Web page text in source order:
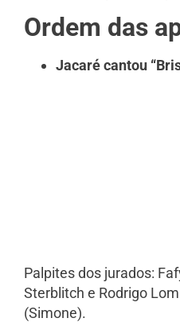
Ordem das
Jacaré cantou
Palpites dos jurados:
Sterblitch e Rodrigo
(Simone).